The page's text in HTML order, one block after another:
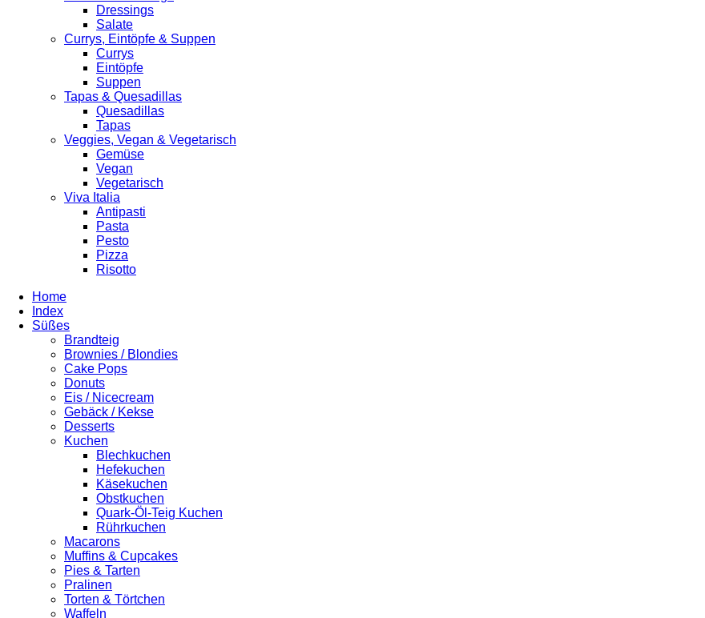
Dressings
Salate
Currys, Eintöpfe & Suppen
Currys
Eintöpfe
Suppen
Tapas & Quesadillas
Quesadillas
Tapas
Veggies, Vegan & Vegetarisch
Gemüse
Vegan
Vegetarisch
Viva Italia
Antipasti
Pasta
Pesto
Pizza
Risotto
Home
Index
Süßes
Brandteig
Brownies / Blondies
Cake Pops
Donuts
Eis / Nicecream
Gebäck / Kekse
Desserts
Kuchen
Blechkuchen
Hefekuchen
Käsekuchen
Obstkuchen
Quark-Öl-Teig Kuchen
Rührkuchen
Macarons
Muffins & Cupcakes
Pies & Tarten
Pralinen
Torten & Törtchen
Waffeln